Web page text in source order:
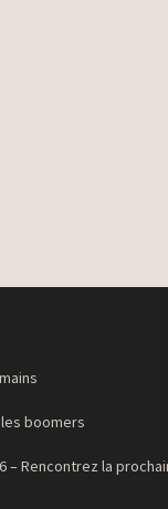
boomers
– Rencontrez la